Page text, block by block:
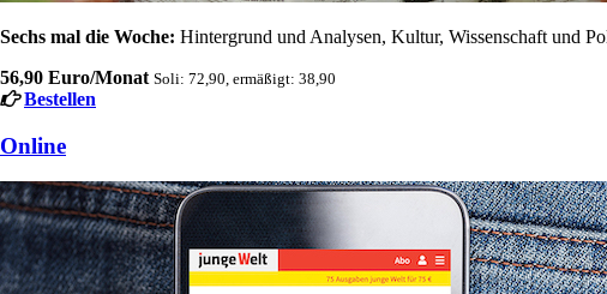
Sechs mal die Woche: Hintergrund und Analysen, Kultur, Wissenschaft und
56,90 Euro/Monat Soli: 72,90, ermäßigt: 38,90
Bestellen
Online